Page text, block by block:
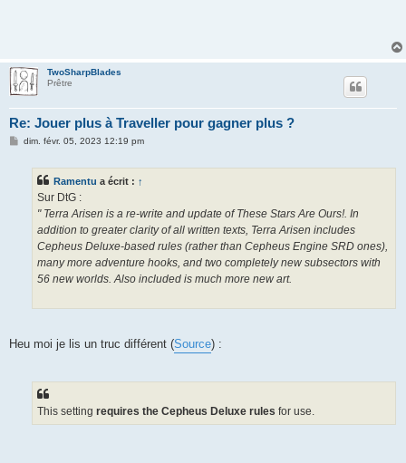
TwoSharpBlades
Prêtre
Re: Jouer plus à Traveller pour gagner plus ?
Mdim. févr. 05, 2023 12:19 pm
Ramentu a écrit : ↑
Sur DtG :
" Terra Arisen is a re-write and update of These Stars Are Ours!. In
addition to greater clarity of all written texts, Terra Arisen includes
Cepheus Deluxe-based rules (rather than Cepheus Engine SRD ones),
many more adventure hooks, and two completely new subsectors with
56 new worlds. Also included is much more new art.
Heu moi je lis un truc différent (Source) :
This setting requires the Cepheus Deluxe rules for use.